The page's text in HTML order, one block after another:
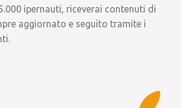
ipernauti, riceverai contenuti di
aggiornato e seguito tramite i